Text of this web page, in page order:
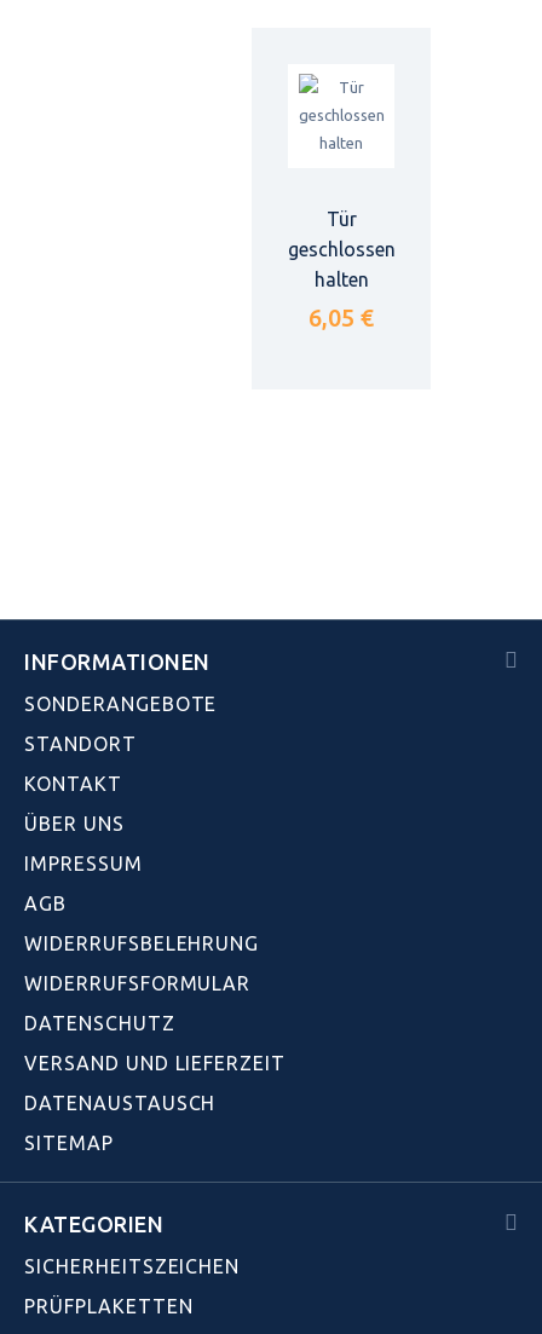
Tür
geschlossen
halten
6,05 €
INFORMATIONEN
SONDERANGEBOTE
STANDORT
KONTAKT
ÜBER UNS
IMPRESSUM
AGB
WIDERRUFSBELEHRUNG
WIDERRUFSFORMULAR
DATENSCHUTZ
VERSAND UND LIEFERZEIT
DATENAUSTAUSCH
SITEMAP
KATEGORIEN
SICHERHEITSZEICHEN
PRÜFPLAKETTEN